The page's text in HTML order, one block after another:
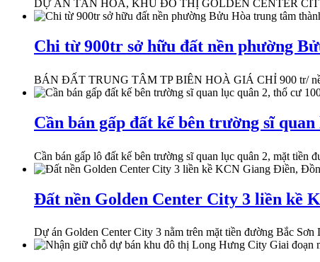
DỰ ÁN TÂN HÒA, KHU ĐÔ THỊ GOLDEN CENTER
Chi từ 900tr sở hữu đất nền phường
BÁN ĐẤT TRUNG TÂM TP BIÊN HOÀ GIÁ CHỈ 900 tr/
Cần bán gấp đất kế bên trường sĩ
Cần bán gấp lô đất kế bên trường sĩ quan lục quân 2, mặt tiền
Đất nền Golden Center City 3 liền kề
Dự án Golden Center City 3 nằm trên mặt tiền đường Bắc